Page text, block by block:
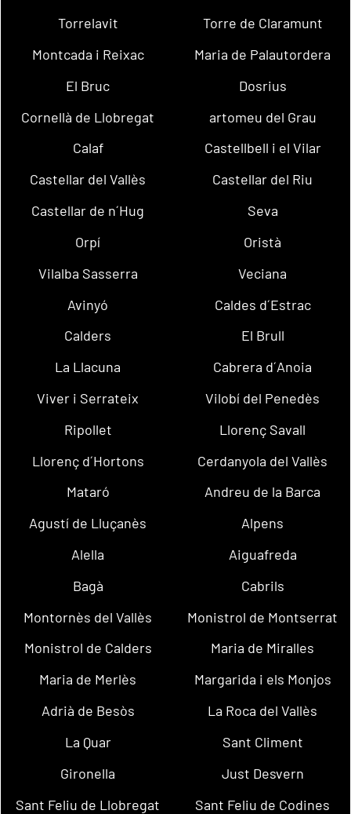
Torrelavit
Torre de Claramunt
Montcada i Reixac
Maria de Palautordera
El Bruc
Dosrius
Cornellà de Llobregat
artomeu del Grau
Calaf
Castellbell i el Vilar
Castellar del Vallès
Castellar del Riu
Castellar de n´Hug
Seva
Orpí
Oristà
Vilalba Sasserra
Veciana
Avinyó
Caldes d´Estrac
Calders
El Brull
La Llacuna
Cabrera d´Anoia
Viver i Serrateix
Vilobí del Penedès
Ripollet
Llorenç Savall
Llorenç d´Hortons
Cerdanyola del Vallès
Mataró
Andreu de la Barca
Agustí de Lluçanès
Alpens
Alella
Aiguafreda
Bagà
Cabrils
Montornès del Vallès
Monistrol de Montserrat
Monistrol de Calders
Maria de Miralles
Maria de Merlès
Margarida i els Monjos
Adrià de Besòs
La Roca del Vallès
La Quar
Sant Climent
Gironella
Just Desvern
Sant Feliu de Llobregat
Sant Feliu de Codines